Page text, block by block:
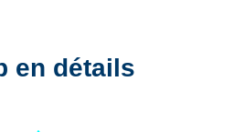
en détails